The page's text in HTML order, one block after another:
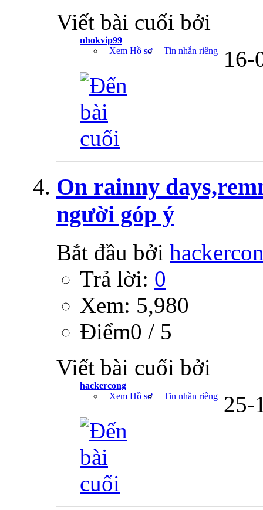
Viết bài cuối bởi
nhokvip99
Xem Hồ sơ
Tin nhắn riêng
On rainny
người góp ý
Bắt đầu bởi
Trả lời: 0
Xem: 5,980
Ðiểm0 / 5
Viết bài cuối bởi
hackercong
Xem Hồ sơ
Tin nhắn riêng 25-